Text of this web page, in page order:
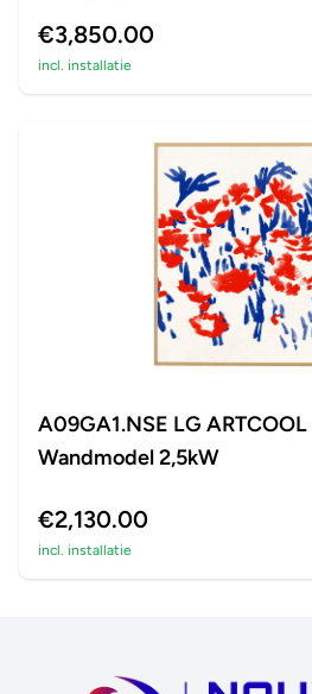
€3,850.00
incl. installatie
A09GA1.NSE LG
Wandmodel 2,5kW
€2,130.00
incl. installatie